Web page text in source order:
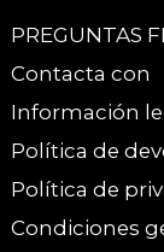
PREGUNTAS
Contacta con
Información
Política de
Política de
Condiciones